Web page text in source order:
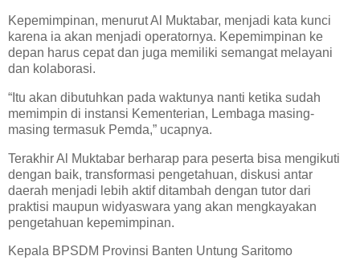
Kepemimpinan, menurut Al Muktabar, menjadi kata kunci
karena ia akan menjadi operatornya. Kepemimpinan ke
depan harus cepat dan juga memiliki semangat melayani
dan kolaborasi.
“Itu akan dibutuhkan pada waktunya nanti ketika sudah
memimpin di instansi Kementerian, Lembaga masing-
masing termasuk Pemda,” ucapnya.
Terakhir Al Muktabar berharap para peserta bisa mengikuti
dengan baik, transformasi pengetahuan, diskusi antar
daerah menjadi lebih aktif ditambah dengan tutor dari
praktisi maupun widyaswara yang akan mengkayakan
pengetahuan kepemimpinan.
Kepala BPSDM Provinsi Banten Untung Saritomo